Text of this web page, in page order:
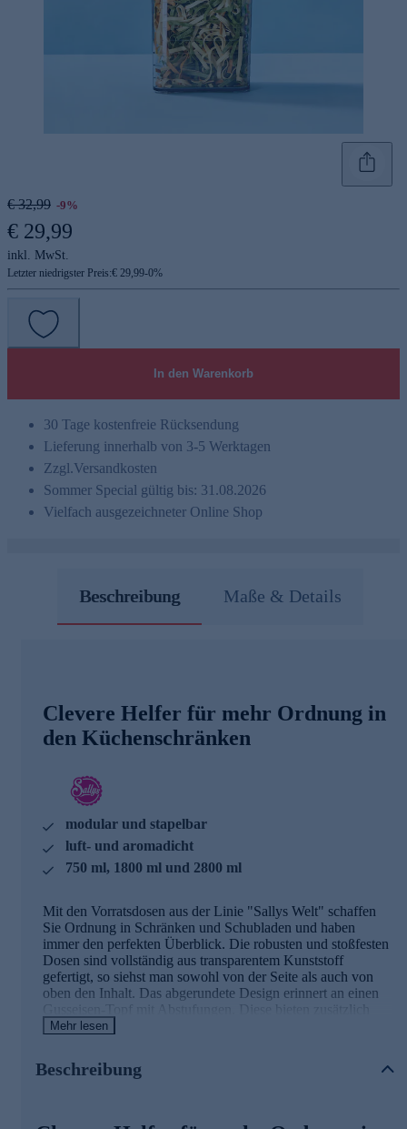
€ 32,99 -9%
€ 29,99
inkl. MwSt.
Letzter niedrigster Preis:€ 29,99-0%
In den Warenkorb
30 Tage kostenfreie Rücksendung
Lieferung innerhalb von 3-5 Werktagen
Zzgl.Versandkosten
Sommer Special gültig bis: 31.08.2026
Vielfach ausgezeichneter Online Shop
Beschreibung Maße & Details
Clevere Helfer für mehr Ordnung in
den Küchenschränken
modular und stapelbar
luft- und aromadicht
750 ml, 1800 ml und 2800 ml
Mit den Vorratsdosen aus der Linie "Sallys Welt" schaffen
Sie Ordnung in Schränken und Schubladen und haben
immer den perfekten Überblick. Die robusten und stoßfesten
Dosen sind vollständig aus transparentem Kunststoff
gefertigt, so siehst man sowohl von der Seite als auch von
oben den Inhalt. Das abgerundete Design erinnert an einen
Gusseisen-Topf mit Abstufungen. Diese bieten zusätzlich
Stabilität. Die Dichtung aus Platinsilikon schließt luft- und
lässt sich mühelos über
rechteckigen und quadratischen Dosen lassen sich
Mehr lesen
Beschreibung